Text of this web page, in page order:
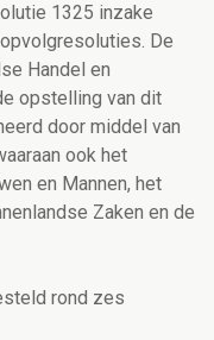
1325 inzake
De
Handel en
opstelling van dit
door middel van
ook het
en Mannen, het
Zaken en de
rond zes